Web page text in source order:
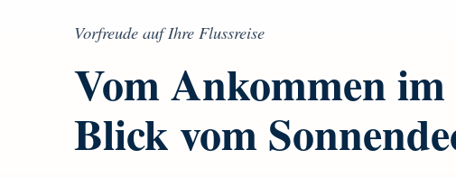
Vorfreude auf Ihre Flussreise
Vom Ankommen
Blick vom